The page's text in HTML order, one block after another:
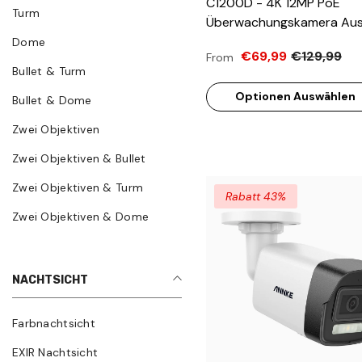
Turm
Dome
Bullet & Turm
Bullet & Dome
Zwei Objektiven
Zwei Objektiven & Bullet
Zwei Objektiven & Turm
Zwei Objektiven & Dome
NACHTSICHT
Farbnachtsicht
EXIR Nachtsicht
Überwachungskamera
Erkennung Von Menschen &
Fahrzeugen, H.265+,
Mikrofon, Max. 512 GB
From €69,99 €129,99
Optionen Auswählen
Rabatt 43%